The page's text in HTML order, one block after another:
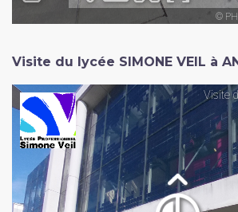
Visite du lycée SIMONE VEIL à